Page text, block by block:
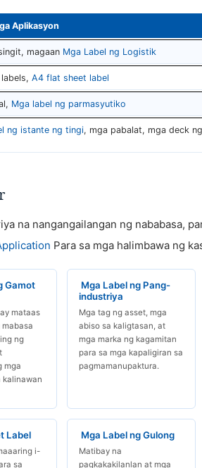
Aplikasyon
magaan Mga Label ng Logistik
A4 flat sheet label
Mga label ng parmasyutiko
ng istante ng tingi, mga pabalat, mga deck ng
na nangangailangan ng nababasa,
Para sa mga halimbawa ng
Gamot
mataas
ng
mga
kalinawan
Mga Label ng Pang-
industriya
Mga tag ng asset, mga
abiso sa kaligtasan, at
mga marka ng kagamitan
para sa mga kapaligiran sa
pagmamanupaktura.
Label
i-
sa
Mga Label ng Gulong
Matibay na
pagkakakilanlan at mga